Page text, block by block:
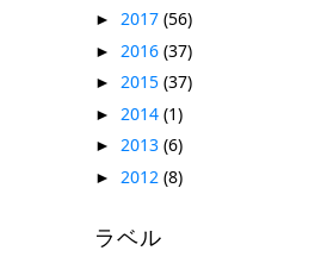
► 2017 (56)
► 2016 (37)
► 2015 (37)
► 2014 (1)
► 2013 (6)
► 2012 (8)
ラベル